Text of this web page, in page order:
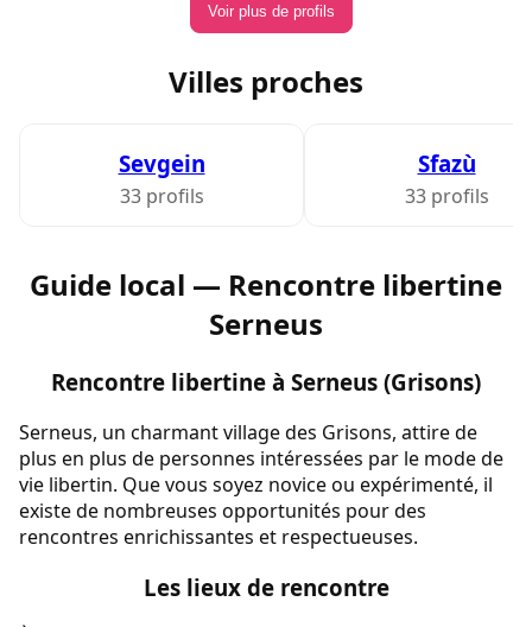
Voir plus de profils
Villes proches
Sevgein
33 profils
Sfazù
33 profils
Guide local — Rencontre libertine
Serneus
Rencontre libertine à Serneus (Grisons)
Serneus, un charmant village des Grisons, attire de
plus en plus de personnes intéressées par le mode de
vie libertin. Que vous soyez novice ou expérimenté, il
existe de nombreuses opportunités pour des
rencontres enrichissantes et respectueuses.
Les lieux de rencontre